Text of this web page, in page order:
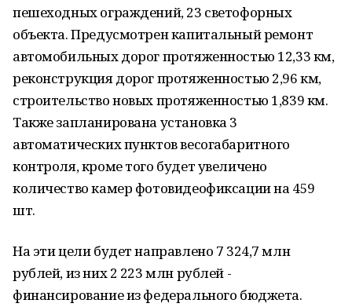
пешеходных ограждений, 23 светофорных
объекта. Предусмотрен капитальный ремонт
автомобильных дорог протяженностью 12,33 км,
реконструкция дорог протяженностью 2,96 км,
строительство новых протяженностью 1,839 км.
Также запланирована установка 3
автоматических пунктов весогабаритного
контроля, кроме того будет увеличено
количество камер фотовидеофиксации на 459
шт.
На эти цели будет направлено 7 324,7 млн
рублей, из них 2 223 млн рублей -
финансирование из федерального бюджета.